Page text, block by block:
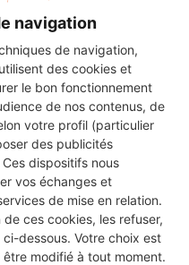
navigation
de navigation,
utilisent des cookies et
le bon fonctionnement
de nos contenus, de
votre profil (particulier
des publicités
dispositifs nous
vos échanges et
de mise en relation.
ces cookies, les refuser,
dessous. Votre choix est
modifié à tout moment.
DEVIS